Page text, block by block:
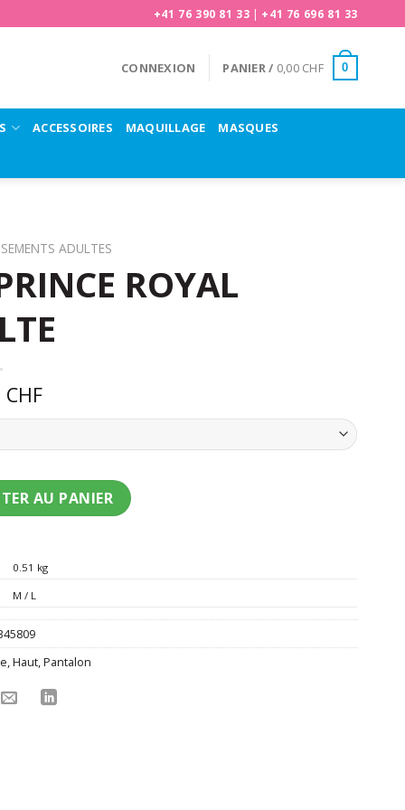
+41 76 390 81 33 | +41 76 696 81 33
CONNEXION PANIER / 0,00 CHF 0
ACCESSOIRES MAQUILLAGE MASQUES
ADULTES
ROYAL
CHF
prince royal adulte
AU PANIER
0.51 kg
M / L
,Haut,Pantalon